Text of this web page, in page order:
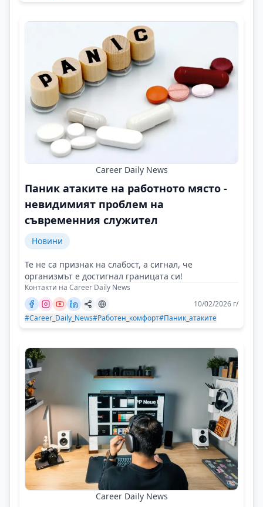
Career Daily News
Паник атаките на работното място -
невидимият проблем на
съвременния служител
Новини
Те не са признак на слабост, а сигнал, че
организмът е достигнал границата си!
Контакти на Career Daily News
10/02/2026 г/
#Career_Daily_News#Работен_комфорт#Паник_атаките
Career Daily News